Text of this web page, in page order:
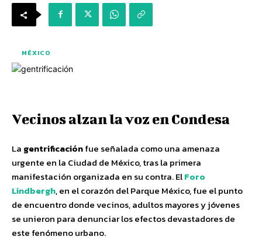
MÉXICO
Vecinos alzan la voz en Condesa
La gentrificaciónfue señalada como una amenaza
urgente en la Ciudad de México, tras la primera
manifestación organizada en su contra. ElForo
Lindbergh, en el corazón del Parque México, fue el punto
de encuentro donde vecinos, adultos mayores y jóvenes
se unieron para denunciar los efectos devastadores de
este fenómeno urbano.